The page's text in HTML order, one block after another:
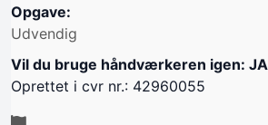
Opgave:
Udvendig
Vil du bruge håndværkeren igen: JA
Oprettet i cvr nr.: 42960055